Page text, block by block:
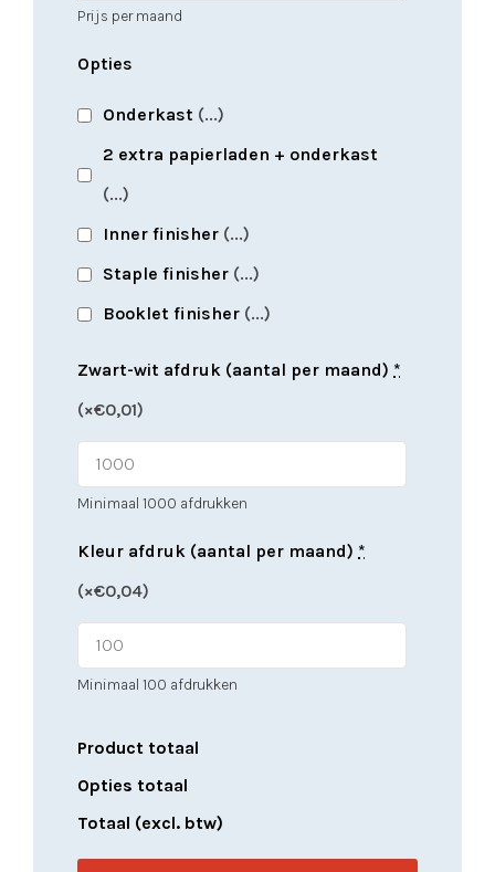
Prijs per maand
Opties
Onderkast (...)
2 extra papierladen + onderkast
(...)
Inner finisher (...)
Staple finisher (...)
Booklet finisher (...)
Zwart-wit afdruk (aantal per maand) *
(×€0,01)
Minimaal 1000 afdrukken
Kleur afdruk (aantal per maand) *
(×€0,04)
Minimaal 100 afdrukken
Product totaal
Opties totaal
Totaal